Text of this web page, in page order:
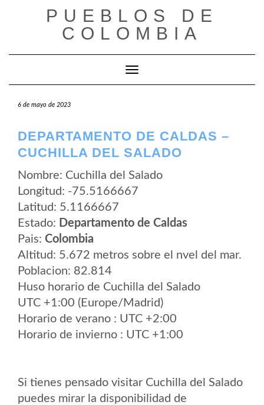
PUEBLOS DE
COLOMBIA
Cambiar modo de navegación
6 de mayo de 2023
DEPARTAMENTO DE CALDAS –
CUCHILLA DEL SALADO
Nombre: Cuchilla del Salado
Longitud: -75.5166667
Latitud: 5.1166667
Estado: Departamento de Caldas
Pais: Colombia
Altitud: 5.672 metros sobre el nvel del mar.
Poblacion: 82.814
Huso horario de Cuchilla del Salado
UTC +1:00 (Europe/Madrid)
Horario de verano : UTC +2:00
Horario de invierno : UTC +1:00
Si tienes pensado visitar Cuchilla del Salado
puedes mirar la disponibilidad de